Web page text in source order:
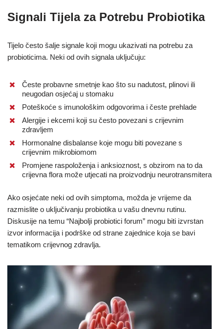
Signali Tijela za Potrebu Probiotika
Tijelo često šalje signale koji mogu ukazivati na potrebu za
probioticima. Neki od ovih signala uključuju:
Česte probavne smetnje kao što su nadutost, plinovi ili
neugodan osjećaj u stomaku
Poteškoće s imunološkim odgovorima i česte prehlade
Alergije i ekcemi koji su često povezani s crijevnim
zdravljem
Hormonalne disbalanse koje mogu biti povezane s
crijevnim mikrobiomom
Promjene raspoloženja i anksioznost, s obzirom na to da
crijevna flora može utjecati na proizvodnju neurotransmitera
Ako osjećate neki od ovih simptoma, možda je vrijeme da
razmislite o uključivanju probiotika u vašu dnevnu rutinu.
Diskusije na temu “Najbolji probiotici forum” mogu biti izvrstan
izvor informacija i podrške od strane zajednice koja se bavi
tematikom crijevnog zdravlja.